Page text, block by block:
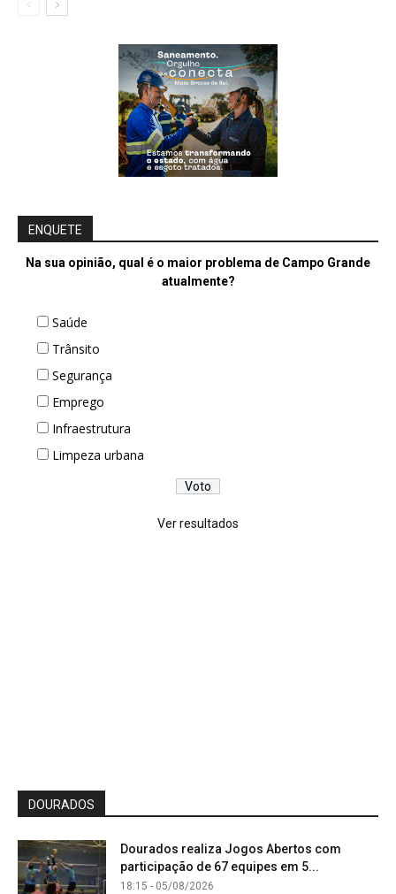
ENQUETE
Na sua opinião, qual é o maior problema de Campo Grande
atualmente?
Saúde
Trânsito
Segurança
Emprego
Infraestrutura
Limpeza urbana
Ver resultados
DOURADOS
Dourados realiza Jogos Abertos com
participação de 67 equipes em 5...
18:15 - 05/08/2026